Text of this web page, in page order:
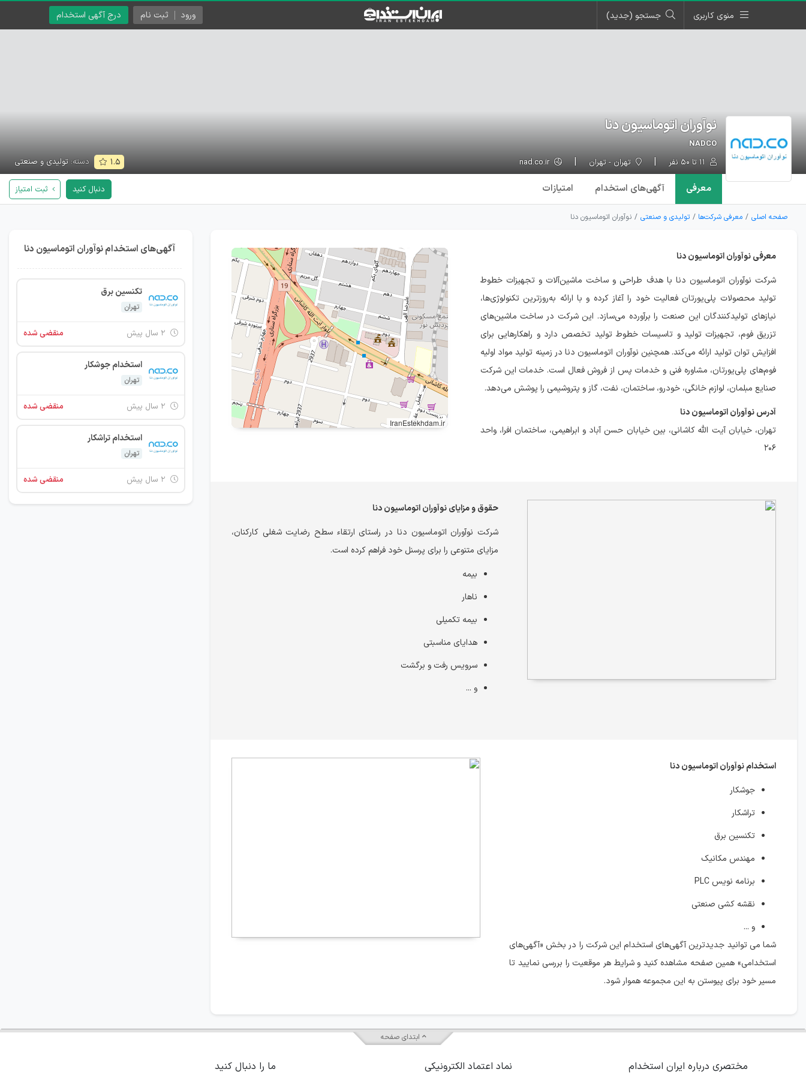
منوی کاربری جستجو (جدید) درج آگهی استخدام ورود ثبت نام
نوآوران اتوماسیون دنا
NADCO
تهران - تهران nad.co.ir ۱.۵ دسته: تولیدی و صنعتی
معرفی آگهی‌های استخدام امتیازات دنبال کنید ثبت امتیاز
صفحه اصلی معرفی شرکت‌ها تولیدی و صنعتی نوآوران اتوماسیون دنا
معرفی نوآوران اتوماسیون دنا
شرکت نوآوران اتوماسیون دنا با هدف طراحی و ساخت ماشین‌آلات و تجهیزات خطوط
تولید محصولات پلی‌یورتان فعالیت خود را آغاز کرده و با ارائه به‌روزترین تکنولوژی‌ها،
نیازهای تولیدکنندگان این صنعت را برآورده می‌سازد. این شرکت در ساخت ماشین‌های
تزریق فوم، تجهیزات تولید و تاسیسات خطوط تولید تخصص دارد و راهکارهایی برای
افزایش توان تولید ارائه می‌کند. همچنین نوآوران اتوماسیون دنا در زمینه تولید مواد اولیه
فوم‌های پلی‌یورتان، مشاوره فنی و خدمات پس از فروش فعال است. خدمات این شرکت
صنایع مبلمان، لوازم خانگی، خودرو، ساختمان، نفت، گاز و پتروشیمی را پوشش می‌دهد.
آدرس نوآوران اتوماسیون دنا
تهران، خیابان آیت الله کاشانی، بین خیابان حسن آباد و ابراهیمی، ساختمان افرا، واحد
۲۰۶
IranEstekhdam.ir
حقوق و مزایای نوآوران اتوماسیون دنا
شرکت نوآوران اتوماسیون دنا در راستای ارتقاء سطح رضایت شغلی کارکنان،
مزایای متنوعی را برای پرسنل خود فراهم کرده است.
بیمه
ناهار
بیمه تکمیلی
هدایای مناسبتی
سرویس رفت و برگشت
و ...
استخدام نوآوران اتوماسیون دنا
جوشکار
تراشکار
تکنسین برق
مهندس مکانیک
برنامه نویس PLC
نقشه کشی صنعتی
و ...
شما می توانید جدیدترین آگهی‌های استخدام این شرکت را در بخش «آگهی‌های
استخدامی» همین صفحه مشاهده کنید و شرایط هر موقعیت را بررسی نمایید تا
مسیر خود برای پیوستن به این مجموعه هموار شود.
آگهی‌های استخدام نوآوران اتوماسیون دنا
تکنسین برق
تهران
منقضی شده
استخدام جوشکار
تهران
منقضی شده
استخدام تراشکار
تهران
منقضی شده
ابتدای صفحه
مختصری درباره ایران استخدام نماد اعتماد الکترونیکی ما را دنبال کنید